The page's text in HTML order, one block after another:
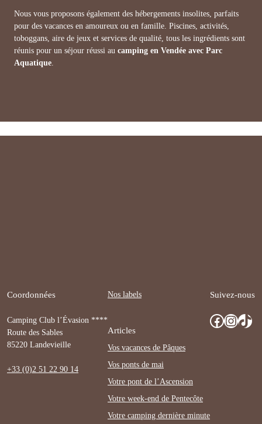
Nous vous proposons également des hébergements insolites, parfaits
pour des vacances en amoureux ou en famille. Piscines, activités,
toboggans, aire de jeux et services de qualité, tous les ingrédients sont
réunis pour un séjour réussi au camping en Vendée avec Parc
Aquatique.
Coordonnées
Camping Club l’Évasion ****
Route des Sables
85220 Landevieille
+33 (0)2 51 22 90 14
Nos labels
Articles
Vos vacances de Pâques
Vos ponts de mai
Votre pont de l’Ascension
Votre week-end de Pentecôte
Votre camping dernière minute
Suivez-nous
Facebook InstagramTikTok